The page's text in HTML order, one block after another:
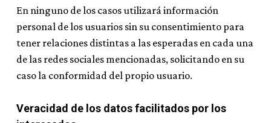
En ninguno de los casos utilizará información
personal de los usuarios sin su consentimiento para
tener relaciones distintas a las esperadas en cada una
de las redes sociales mencionadas, solicitando en su
caso la conformidad del propio usuario.
Veracidad de los datos facilitados por los